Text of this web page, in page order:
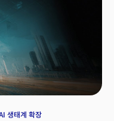
생태계 확장